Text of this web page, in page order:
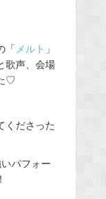
「 メルト 」
歌声、会場
♡
くださった
パフォー